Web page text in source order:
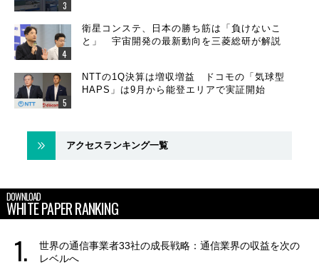
衛星コンステ、日本の勝ち筋は「負けないこ
と」 宇宙開発の最新動向を三菱総研が解説
NTTの1Q決算は増収増益 ドコモの「気球型
HAPS」は9月から能登エリアで実証開始
アクセスランキング一覧
DOWNLOAD
WHITE PAPER RANKING
世界の通信事業者33社の成長戦略：通信業界の収益を次の
レベルへ